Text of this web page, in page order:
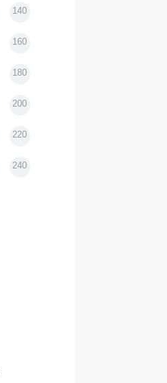
140
160
180
200
220
240